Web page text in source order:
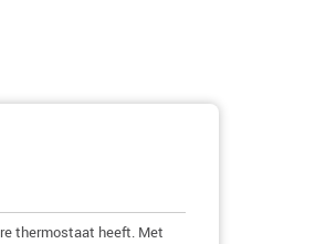
thermostaat heeft. Met